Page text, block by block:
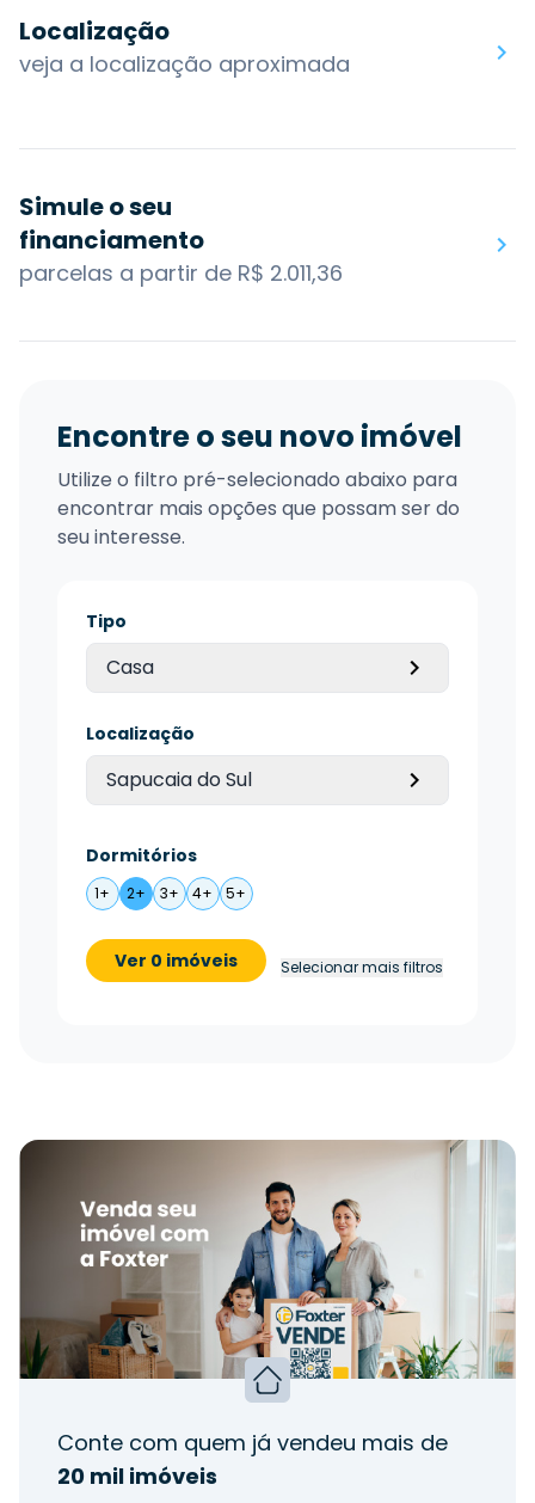
Localização
veja a localização aproximada
Simule o seu
financiamento
parcelas a partir de R$ 2.011,36
Encontre o seu novo imóvel
Utilize o filtro pré-selecionado abaixo para
encontrar mais opções que possam ser do
seu interesse.
Tipo
Casa
Localização
Sapucaia do Sul
Dormitórios
1+ 2+ 3+ 4+ 5+
Ver 0 imóveis Selecionar mais filtros
Conte com quem já vendeu mais de
20 mil imóveis